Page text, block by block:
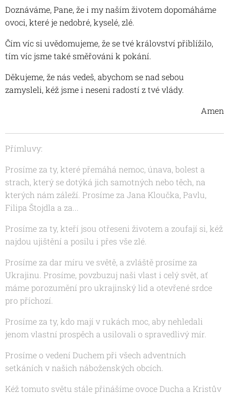
Doznáváme, Pane, že i my naším životem dopomáháme
ovoci, které je nedobré, kyselé, zlé.
Čím víc si uvědomujeme, že se tvé království přiblížilo,
tím víc jsme také směřováni k pokání.
Děkujeme, že nás vedeš, abychom se nad sebou
zamysleli, kéž jsme i neseni radostí z tvé vlády.
Amen
Přímluvy:
Prosíme za ty, které přemáhá nemoc, únava, bolest a
strach, který se dotýká jich samotných nebo těch, na
kterých nám záleží. Prosíme za Jana Kloučka, Pavlu,
Filipa Štojdla a za...
Prosíme za ty, kteří jsou otřeseni životem a zoufají si, kéž
najdou ujištění a posilu i přes vše zlé.
Prosíme za dar míru ve světě, a zvláště prosíme za
Ukrajinu. Prosíme, povzbuzuj naši vlast i celý svět, ať
máme porozumění pro ukrajinský lid a otevřené srdce
pro příchozí.
Prosíme za ty, kdo mají v rukách moc, aby nehledali
jenom vlastní prospěch a usilovali o spravedlivý mír.
Prosíme o vedení Duchem při všech adventních
setkáních v našich náboženských obcích.
Kéž tomuto světu stále přinášíme ovoce Ducha a Kristův